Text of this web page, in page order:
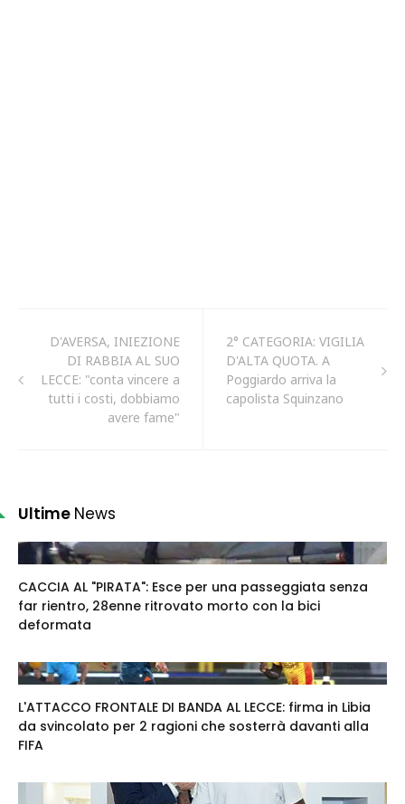
D'AVERSA, INIEZIONE
DI RABBIA AL SUO
LECCE: "conta vincere a
tutti i costi, dobbiamo
avere fame"
2° CATEGORIA: VIGILIA
D'ALTA QUOTA. A
Poggiardo arriva la
capolista Squinzano
Ultime News
CACCIA AL "PIRATA": Esce per una passeggiata senza
far rientro, 28enne ritrovato morto con la bici
deformata
L'ATTACCO FRONTALE DI BANDA AL LECCE: firma in Libia
da svincolato per 2 ragioni che sosterrà davanti alla
FIFA